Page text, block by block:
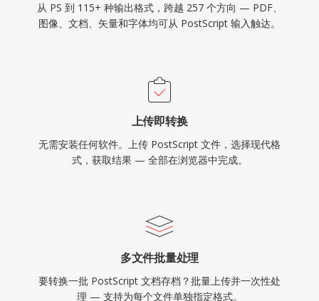
从 PS 到 115+ 种输出格式，跨越 257 个方向 — PDF、
图像、文档、矢量和字体均可从 PostScript 输入触达。
上传即转换
无需安装任何软件。上传 PostScript 文件，选择现代格
式，获取结果 — 全部在浏览器中完成。
多文件批量处理
要转换一批 PostScript 文档存档？批量上传并一次性处
理 — 支持为每个文件单独指定格式。